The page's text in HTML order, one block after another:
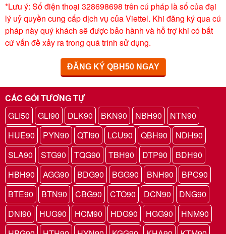
*Lưu ý: Số điện thoại 328698698 trên cú pháp là số của đại
lý uỷ quyền cung cấp dịch vụ của Viettel. Khi đăng ký qua cú
pháp này quý khách sẽ được bảo hành và hỗ trợ khi có bất
cứ vấn đề xảy ra trong quá trình sử dụng.
ĐĂNG KÝ QBH50 NGAY
CÁC GÓI TƯƠNG TỰ
GLI50
GLI90 DLK90 BKN90 NBH90
NTN90
HUE90
PYN90 QTI90 LCU90 QBH90
NDH90
SLA90
STG90 TQG90 TBH90 DTP90
BDH90
HBH90
AGG90 BDG90 BGG90 BNH90
BPC90
BTE90
BTN90 CBG90 CTO90 DCN90
DNG90
DNI90
HUG90 HCM90 HDG90 HGG90
HNM90